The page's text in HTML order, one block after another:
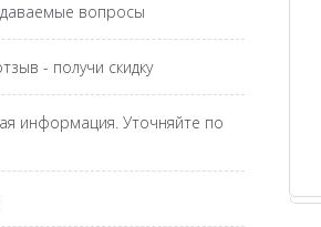
вопросы
- получи скидку
информация. Уточняйте по